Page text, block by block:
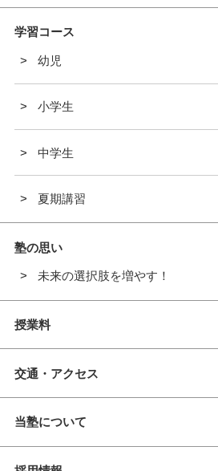
学習コース
幼児
小学生
中学生
夏期講習
塾の思い
未来の選択肢を増やす！
授業料
交通・アクセス
当塾について